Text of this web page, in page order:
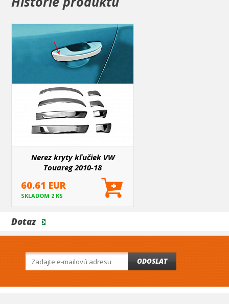
Pasuje pre :
Nerez kryty kľučiek VW
Touareg 2010-18
60.61 EUR
SKLADOM 2 KS
Dotaz
ODOSLAT